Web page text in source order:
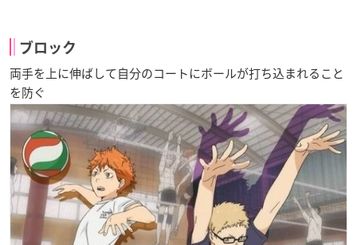
ブロック
両手を上に伸ばして自分のコートにボールが打ち込まれること
を防ぐ